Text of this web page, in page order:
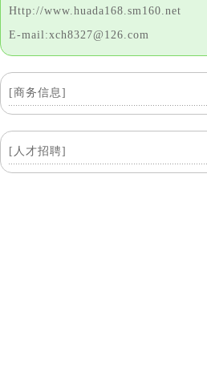
Http://www.huada168.sm160.net
E-mail:xch8327@126.com
[商务信息]
[人才招聘]